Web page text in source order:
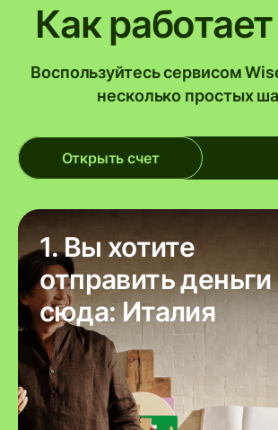
Как
Воспользуйтесь сервисом
несколько простых
Открыть счет
1. Вы хотите
отправить деньги
сюда: Италия